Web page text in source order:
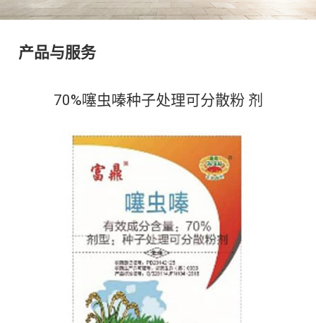
产品与服务
70%噻虫嗪种子处理可分散粉 剂